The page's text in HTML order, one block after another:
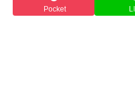
Pocket